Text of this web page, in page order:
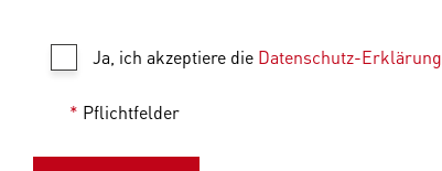
Ja, ich akzeptiere die Datenschutz-Erklärung
* Pflichtfelder